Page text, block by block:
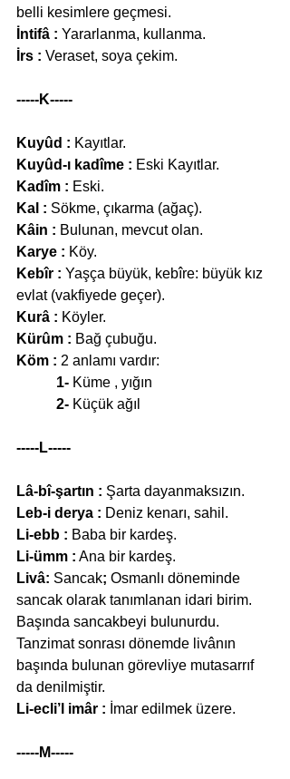
belli kesimlere geçmesi.
İntifâ : Yararlanma, kullanma.
İrs : Veraset, soya çekim.
-----K-----
Kuyûd : Kayıtlar.
Kuyûd-ı kadîme : Eski Kayıtlar.
Kadîm : Eski.
Kal : Sökme, çıkarma (ağaç).
Kâin : Bulunan, mevcut olan.
Karye : Köy.
Kebîr : Yaşça büyük, kebîre: büyük kız
evlat (vakfiyede geçer).
Kurâ : Köyler.
Kürûm : Bağ çubuğu.
Köm : 2 anlamı vardır:
1- Küme , yığın
2- Küçük ağıl
-----L-----
Lâ-bî-şartın : Şarta dayanmaksızın.
Leb-i derya : Deniz kenarı, sahil.
Li-ebb : Baba bir kardeş.
Li-ümm : Ana bir kardeş.
Livâ: Sancak; Osmanlı döneminde
sancak olarak tanımlanan idari birim.
Başında sancakbeyi bulunurdu.
Tanzimat sonrası dönemde livânın
başında bulunan görevliye mutasarrıf
da denilmiştir.
Li-ecli’l imâr : İmar edilmek üzere.
-----M-----